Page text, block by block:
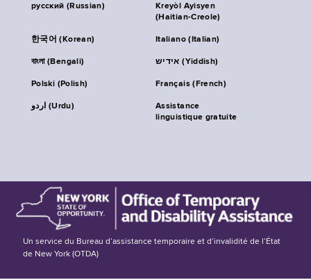
русский (Russian)
Kreyòl Ayisyen
(Haitian-Creole)
한국어 (Korean) Italiano (Italian)
বাংলা (Bengali) אידיש (Yiddish)
Polski (Polish) Français (French)
اردو (Urdu)
Assistance
linguistique gratuite
Un service du Bureau d’assistance temporaire et d’invalidité de l’État
de New York (OTDA)